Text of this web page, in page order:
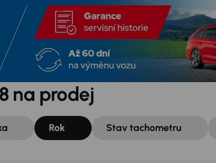
na prodej
Rok Stav tachometru